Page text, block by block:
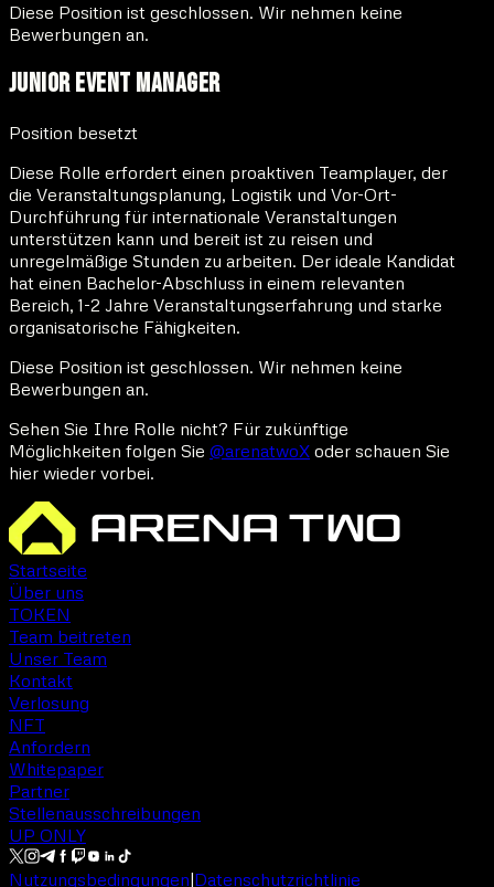
Diese Position ist geschlossen. Wir nehmen keine
Bewerbungen an.
Junior Event Manager
Position besetzt
Diese Rolle erfordert einen proaktiven Teamplayer, der
die Veranstaltungsplanung, Logistik und Vor-Ort-
Durchführung für internationale Veranstaltungen
unterstützen kann und bereit ist zu reisen und
unregelmäßige Stunden zu arbeiten. Der ideale Kandidat
hat einen Bachelor-Abschluss in einem relevanten
Bereich, 1-2 Jahre Veranstaltungserfahrung und starke
organisatorische Fähigkeiten.
Diese Position ist geschlossen. Wir nehmen keine
Bewerbungen an.
Sehen Sie Ihre Rolle nicht? Für zukünftige
Möglichkeiten folgen Sie @arenatwoX oder schauen Sie
hier wieder vorbei.
Startseite
Über uns
TOKEN
Team beitreten
Unser Team
Kontakt
Verlosung
NFT
Anfordern
Whitepaper
Partner
Stellenausschreibungen
UP ONLY
Nutzungsbedingungen|Datenschutzrichtlinie